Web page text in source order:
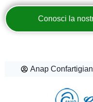
Conosci la
Anap